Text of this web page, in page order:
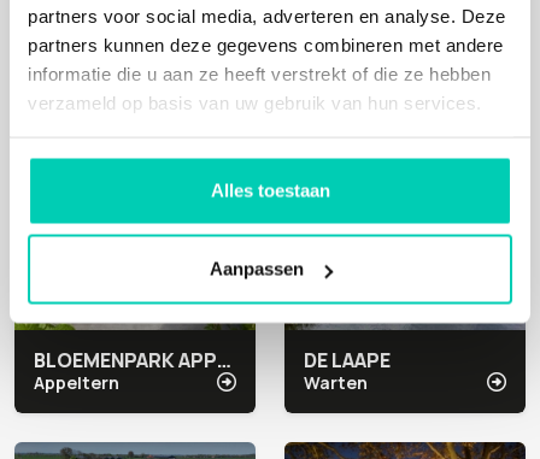
partners voor social media, adverteren en analyse. Deze
partners kunnen deze gegevens combineren met andere
informatie die u aan ze heeft verstrekt of die ze hebben
verzameld op basis van uw gebruik van hun services.
Alles toestaan
Aanpassen
Natuur
BLOEMENPARK APPELTERN
Appeltern
Natuur
DE LAAPE
Warten